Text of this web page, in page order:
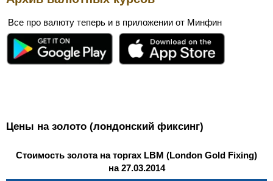
Все про валюту теперь и в приложении от Минфин
Цены на золото (лондонский фиксинг)
Стоимость золота на торгах LBM (London Gold Fixing)
на 27.03.2014